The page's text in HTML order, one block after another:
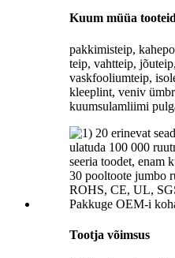
Kuum müüa tooteid
pakkimisteip,
teip, vahtteip,
vaskfooliumteip,
kleeplint, veniv
kuumsulamliimi
Tootja võimsus